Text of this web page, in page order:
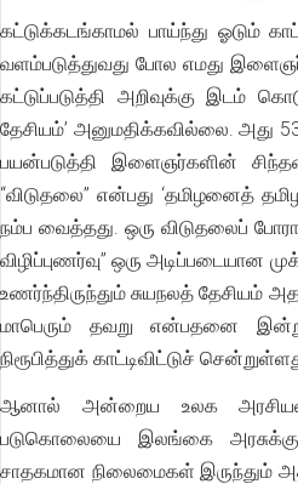
கட்டுக்கடங்காமல் பாய்ந்து ஓடும்
வளம்படுத்துவது போல எமது
கட்டுப்படுத்தி அறிவுக்கு இடம்
தேசியம்’ அனுமதிக்கவில்லை. அது
பயன்படுத்தி இளைஞர்களின்
“விடுதலை” என்பது ‘தமிழனைத்
நம்ப வைத்தது. ஒரு விடுதலைப்
விழிப்புணர்வு” ஒரு
உணர்ந்திருந்தும் சுயநலத் தேசியம்
மாபெரும் தவறு என்பதனை இன்று
நிரூபித்துக் காட்டிவிட்டுச்
ஆனால் அன்றைய உலக
படுகொலையை இலங்கை அரசுக்கு
சாதகமான நிலைமைகள் இருந்தும்